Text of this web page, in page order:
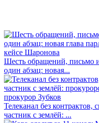
Шесть обращений, письмо
один абзац: новая...
Телеканал без
частник с землёй: ...